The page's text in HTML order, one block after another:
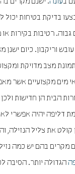
בדיקת בטיחות יכול
רטיבות בקירות
וריקבון. כיום
מצב מדויקת
מים מקצועיים אשר
הבית הן חדישות
דליפה יהיה אפשרי
קולט את צליל הנזילה,
מקרים בהם יש כמה
הגדולה יותר. הסיבה